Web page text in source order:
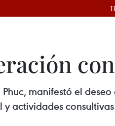
manifestó el
actividades